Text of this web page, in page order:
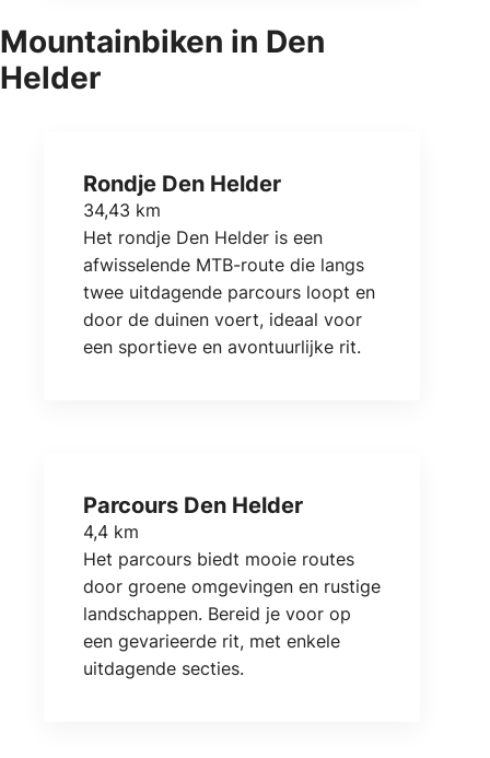
Mountainbiken in Den
Helder
Rondje Den Helder
34,43 km
Het rondje Den Helder is een
afwisselende MTB-route die langs
twee uitdagende parcours loopt en
door de duinen voert, ideaal voor
een sportieve en avontuurlijke rit.
Parcours Den Helder
4,4 km
Het parcours biedt mooie routes
door groene omgevingen en rustige
landschappen. Bereid je voor op
een gevarieerde rit, met enkele
uitdagende secties.